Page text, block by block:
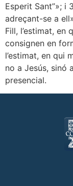
Esperit Sant”»; i
adreçant-se a
Fill, l’estimat, en
consignen en
l’estimat, en qui
no a Jesús, sinó
presencial.